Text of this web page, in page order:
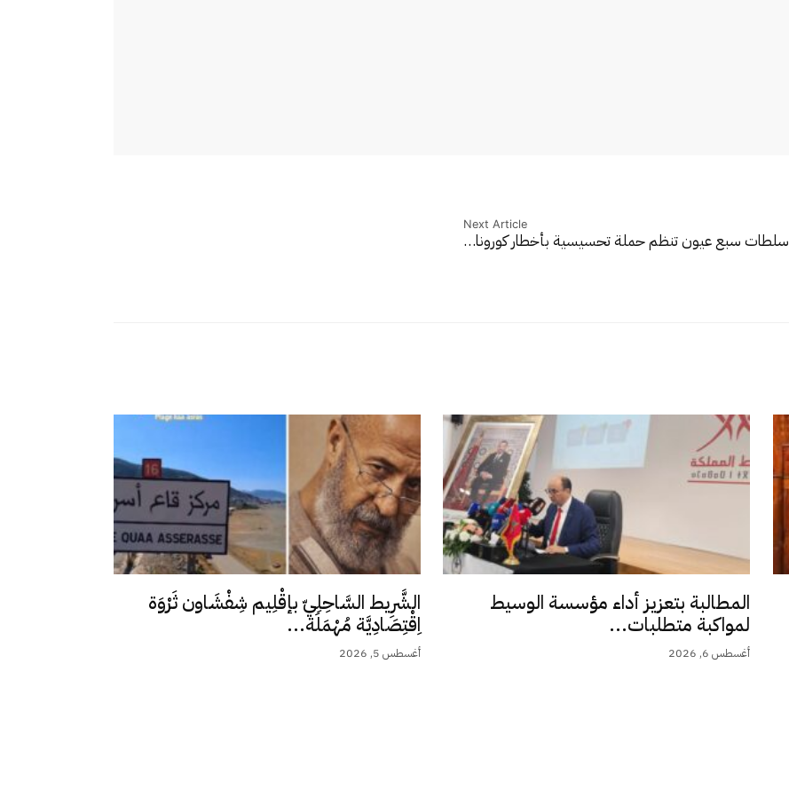
Next Article
سلطات سبع عيون تنظم حملة تحسيسية بأخطار كورونا…
المطالبة بتعزيز أداء مؤسسة الوسيط
لمواكبة متطلبات...
أغسطس 6, 2026
الشَّرِيط السَّاحِلِيّ بإقْلِيم شِفْشَاون ثَرْوَة
اِقْتِصَادِيَّة مُهْمَلَة...
أغسطس 5, 2026